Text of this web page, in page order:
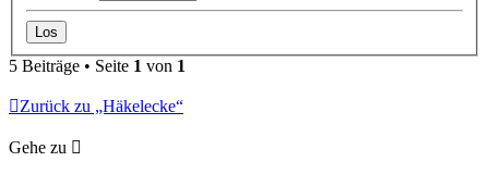
5 Beiträge • Seite 1 von 1
Zurück zu „Häkelecke“
Gehe zu